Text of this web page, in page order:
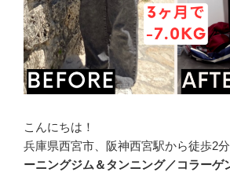
こんにちは！
兵庫県西宮市、阪神西宮駅から徒歩2
ーニングジム＆タンニング／コラーゲ